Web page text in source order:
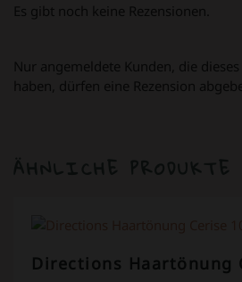
Es gibt noch keine Rezensionen.
Nur angemeldete Kunden, die
haben, dürfen eine Rezension
Directions Haartönung